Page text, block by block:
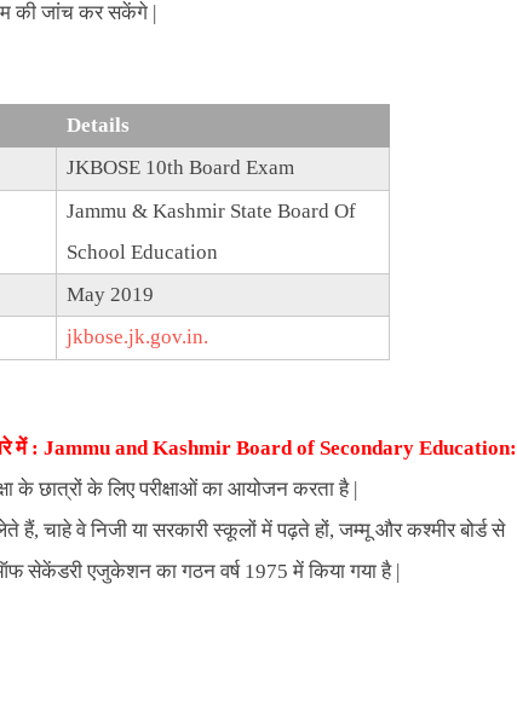
की जांच कर सकेंगे |
Details
JKBOSE 10th Board Exam
Jammu & Kashmir State Board Of
School Education
May 2019
jkbose.jk.gov.in.
में: Jammu and Kashmir Board of Secondary Education:
के छात्रों के लिए परीक्षाओं का आयोजन करता है |
हैं,चाहे वे निजी या सरकारी स्कूलों में पढ़ते हों,जम्मू और कश्मीर बोर्ड से
सेकेंडरी एजुकेशन का गठन वर्ष 1975 में किया गया है |